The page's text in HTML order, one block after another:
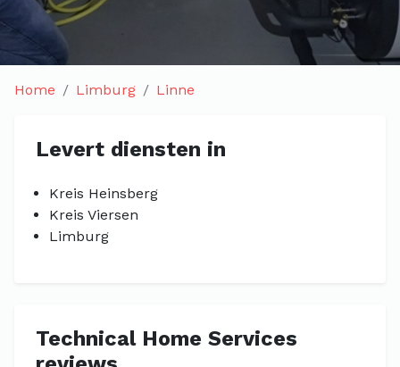
Home Limburg Linne
Levert diensten in
Kreis Heinsberg
Kreis Viersen
Limburg
Technical Home Services